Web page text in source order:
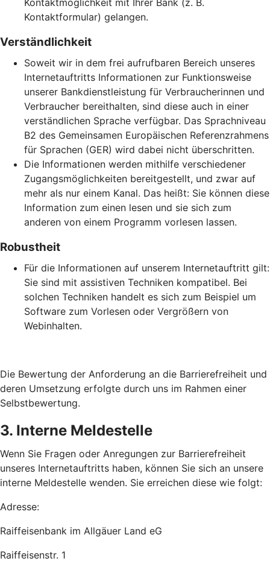
Kontaktmöglichkeit mit Ihrer Bank (z. B.
Kontaktformular) gelangen.
Verständlichkeit
Soweit wir in dem frei aufrufbaren Bereich unseres
Internetauftritts Informationen zur Funktionsweise
unserer Bankdienstleistung für Verbraucherinnen und
Verbraucher bereithalten, sind diese auch in einer
verständlichen Sprache verfügbar. Das Sprachniveau
B2 des Gemeinsamen Europäischen Referenzrahmens
für Sprachen (GER) wird dabei nicht überschritten.
Die Informationen werden mithilfe verschiedener
Zugangsmöglichkeiten bereitgestellt, und zwar auf
mehr als nur einem Kanal. Das heißt: Sie können diese
Information zum einen lesen und sie sich zum
anderen von einem Programm vorlesen lassen.
Robustheit
Für die Informationen auf unserem Internetauftritt gilt:
Sie sind mit assistiven Techniken kompatibel. Bei
solchen Techniken handelt es sich zum Beispiel um
Software zum Vorlesen oder Vergrößern von
Webinhalten.
Die Bewertung der Anforderung an die Barrierefreiheit und
deren Umsetzung erfolgte durch uns im Rahmen einer
Selbstbewertung.
3. Interne Meldestelle
Wenn Sie Fragen oder Anregungen zur Barrierefreiheit
unseres Internetauftritts haben, können Sie sich an unsere
interne Meldestelle wenden. Sie erreichen diese wie folgt:
Adresse:
Raiffeisenbank im Allgäuer Land eG
Raiffeisenstr. 1